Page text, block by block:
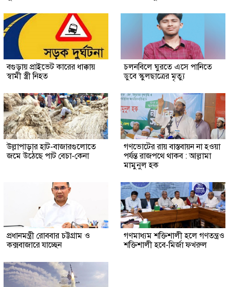
বগুড়ায় প্রাইভেট কারের ধাক্কায়
স্বামী স্ত্রী নিহত
চলনবিলে ঘুরতে এসে পানিতে
ডুবে স্কুলছাত্রের মৃত্যু
উল্লাপাড়ার হাট-বাজারগুলোতে
জমে উঠেছে পাট বেচা-কেনা
গণভোটের রায় বাস্তবায়ন না হওয়া
পর্যন্ত রাজপথে থাকব : আল্লামা
মামুনুল হক
প্রধানমন্ত্রী রোববার চট্টগ্রাম ও
কক্সবাজারে যাচ্ছেন
গণমাধ্যম শক্তিশালী হলে গণতন্ত্রও
শক্তিশালী হবে-মির্জা ফখরুল